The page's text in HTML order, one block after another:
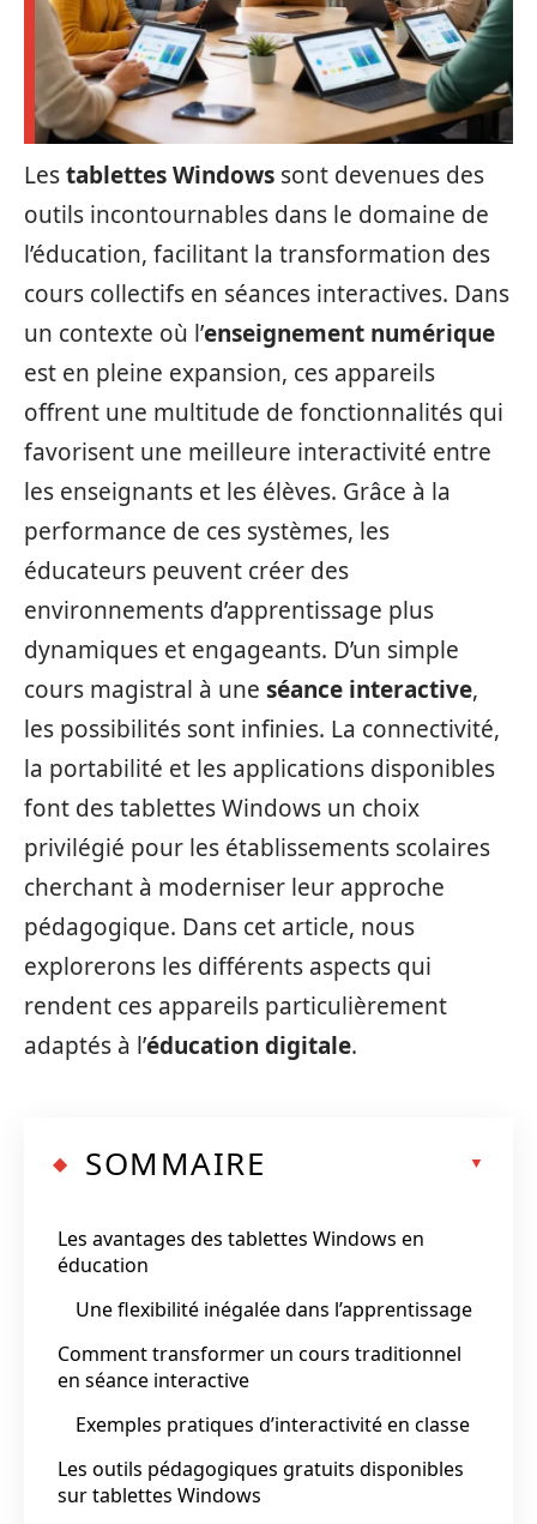
Lestablettes Windows sont devenues des
outils incontournables dans le domaine de
l’éducation, facilitant la transformation des
cours collectifs en séances interactives. Dans
un contexte où l’enseignement numérique
est en pleine expansion, ces appareils
offrent une multitude de fonctionnalités qui
favorisent une meilleure interactivité entre
les enseignants et les élèves. Grâce à la
performance de ces systèmes, les
éducateurs peuvent créer des
environnements d’apprentissage plus
dynamiques et engageants. D’un simple
cours magistral à une séance interactive,
les possibilités sont infinies. La connectivité,
la portabilité et les applications disponibles
font des tablettes Windows un choix
privilégié pour les établissements scolaires
cherchant à moderniser leur approche
pédagogique. Dans cet article, nous
explorerons les différents aspects qui
rendent ces appareils particulièrement
adaptés à l’éducation digitale.
SOMMAIRE
Les avantages des tablettes Windows en
éducation
Une flexibilité inégalée dans l’apprentissage
Comment transformer un cours traditionnel
en séance interactive
Exemples pratiques d’interactivité en classe
Les outils pédagogiques gratuits disponibles
sur tablettes Windows